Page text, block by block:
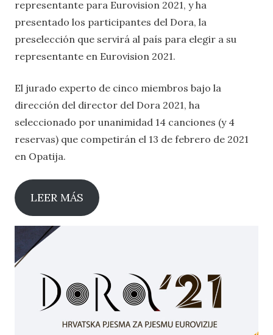
representante para Eurovision 2021, y ha
presentado los participantes del Dora, la
preselección que servirá al país para elegir a su
representante en Eurovision 2021.
El jurado experto de cinco miembros bajo la
dirección del director del Dora 2021, ha
seleccionado por unanimidad 14 canciones (y 4
reservas) que competirán el 13 de febrero de 2021
en Opatija.
LEER MÁS